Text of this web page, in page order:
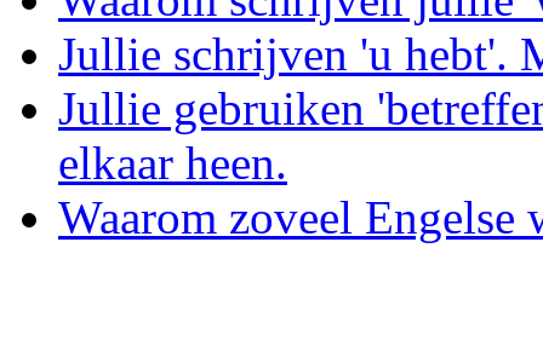
Jullie schrijven 'u hebt'.
Jullie gebruiken
elkaar heen.
Waarom zoveel Engelse